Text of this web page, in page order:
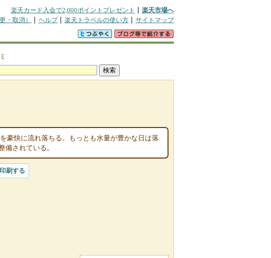
楽天カード入会で2,000ポイントプレゼント
楽天市場へ
・取消） ヘルプ 楽天トラベルの使い方 サイトマップ
豪快に流れ落ちる。もっとも水量が豊かな日は落
備されている。
印刷する